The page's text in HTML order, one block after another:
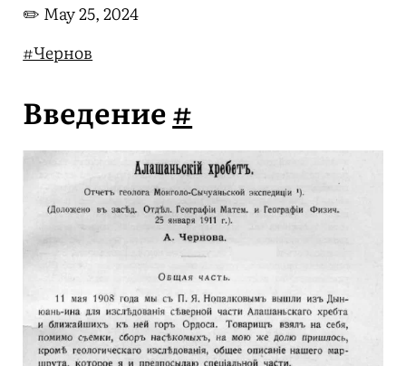
✏️ May 25, 2024
#Чернов
Введение#